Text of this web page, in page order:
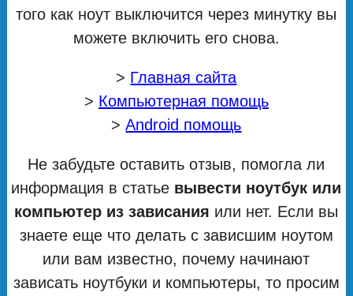
того как ноут выключится через минутку вы
можете включить его снова.
> Главная сайта
> Компьютерная помощь
>Android помощь
Не забудьте оставить отзыв, помогла ли
информация в статье вывести ноутбук или
компьютер из зависания или нет. Если вы
знаете еще что делать с зависшим ноутом
или вам известно, почему начинают
зависать ноутбуки и компьютеры, то просим